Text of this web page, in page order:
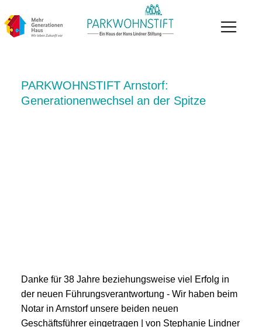
PARKWOHNSTIFT Arnstorf:
Generationenwechsel an der Spitze
Danke für 38 Jahre beziehungsweise viel Erfolg in
der neuen Führungsverantwortung - Wir haben beim
Notar in Arnstorf unsere beiden neuen
Geschäftsführer eingetragen | von Stephanie Lindner